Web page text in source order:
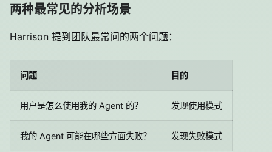
两种最常见的分析场景
Harrison 提到团队最常问的两个问题：
问题 目的
用户是怎么使用我的 Agent 的？ 发现使用模式
我的 Agent 可能在哪些方面失败？ 发现失败模式